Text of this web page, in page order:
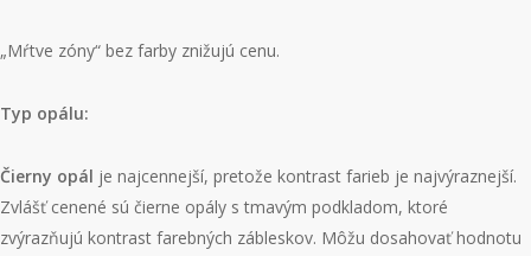
„Mŕtve zóny“ bez farby znižujú cenu.
Typ opálu:
Čierny opál je najcennejší, pretože kontrast farieb je najvýraznejší.
Zvlášť cenené sú čierne opály s tmavým podkladom, ktoré
zvýrazňujú kontrast farebných zábleskov. Môžu dosahovať hodnotu